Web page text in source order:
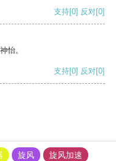
支持[0] 反对[0]
怡。
支持[0] 反对[0]
旋风
旋风加速